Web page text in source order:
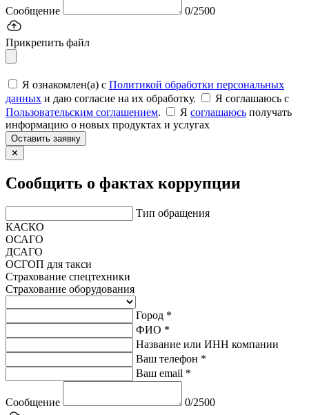
Сообщение 0/2500
Прикрепить файл
Я ознакомлен(а) с Политикой обработки персональных
данных и даю согласие на их обработку.
Я соглашаюсь c
Пользовательским соглашением. Я соглашаюсь получать
информацию о новых продуктах и услугах
Оставить заявку
✕
Сообщить о фактах коррупции
Тип обращения
КАСКО
ОСАГО
ДСАГО
ОСГОП для такси
Страхование спецтехники
Страхование оборудования
Город *
ФИО *
Название или ИНН компании
Ваш телефон *
Ваш email *
Сообщение 0/2500